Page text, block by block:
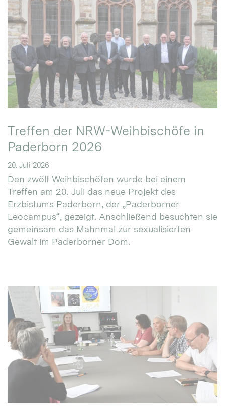
Treffen der NRW-Weihbischöfe in
Paderborn 2026
20. Juli 2026
Den zwölf Weihbischöfen wurde bei einem
Treffen am 20. Juli das neue Projekt des
Erzbistums Paderborn, der „Paderborner
Leocampus“, gezeigt. Anschließend besuchten sie
gemeinsam das Mahnmal zur sexualisierten
Gewalt im Paderborner Dom.